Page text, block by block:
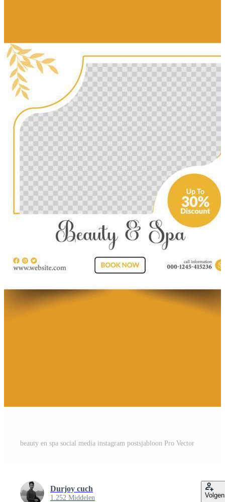
beauty en spa social media instagram postsjabloon Pro Vector
Durjoy cuch
1.252 Middelen Volgen